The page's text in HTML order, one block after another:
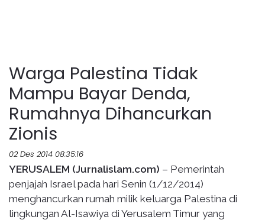
Warga Palestina Tidak
Mampu Bayar Denda,
Rumahnya Dihancurkan
Zionis
02 Des 2014 08:35:16
YERUSALEM (Jurnalislam.com) – Pemerintah
penjajah Israel pada hari Senin (1/12/2014)
menghancurkan rumah milik keluarga Palestina di
lingkungan Al-Isawiya di Yerusalem Timur yang